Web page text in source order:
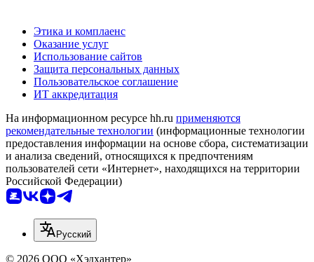
Этика и комплаенс
Оказание услуг
Использование сайтов
Защита персональных данных
Пользовательское соглашение
ИТ аккредитация
На информационном ресурсе hh.ru применяются
рекомендательные технологии (информационные технологии
предоставления информации на основе сбора, систематизации
и анализа сведений, относящихся к предпочтениям
пользователей сети «Интернет», находящихся на территории
Российской Федерации)
Русский
© 2026 ООО «Хэдхантер»